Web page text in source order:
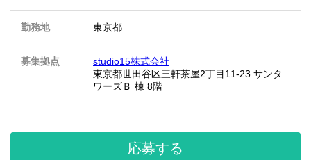
勤務地 東京都
募集拠点
studio15株式会社
東京都世田谷区三軒茶屋2丁目11-23 サンタ
ワーズＢ 棟 8階
応募する